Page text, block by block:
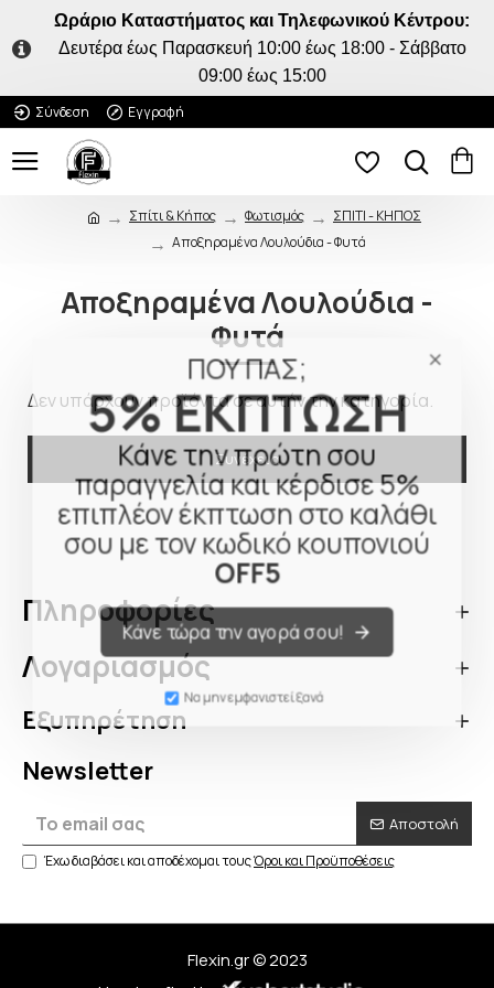
ΠΟΥ ΠΑΣ;
5% ΕΚΠΤΩΣΗ
Κάνε την πρώτη σου
παραγγελία και κέρδισε 5%
επιπλέον έκπτωση στο καλάθι
σου με τον κωδικό κουπονιού
OFF5
Κάνε τώρα την αγορά σου!
Να μην εμφανιστεί ξανά
Ωράριο Καταστήματος και Τηλεφωνικού Κέντρου:
Δευτέρα έως Παρασκευή 10:00 έως 18:00 - Σάββατο
09:00 έως 15:00
Σύνδεση
Εγγραφή
Σπίτι & Κήπος Φωτισμός
ΣΠΙΤΙ - ΚΗΠΟΣ
Αποξηραμένα Λουλούδια - Φυτά
Αποξηραμένα Λουλούδια -
Φυτά
Δεν υπάρχουν προϊόντα σε αυτήν την κατηγορία.
Συνέχεια
Πληροφορίες
Λογαριασμός
Εξυπηρέτηση
Newsletter
Αποστολή
Έχω διαβάσει και αποδέχομαι τουςΌροι και Προϋποθέσεις
Flexin.gr © 2023